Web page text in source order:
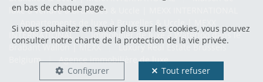
en bas de chaque page.
Si vous souhaitez en savoir plus sur les cookies, vous pouvez
consulter notre charte de la protection de la vie privée.
Configurer Tout refuser
luxe à vendre à Bruxelles & Uccle | MEXX INTERNATIONAL
Appartements de luxe à Bruxelles & Uccle | MEXX
INTERNATIONAL | Immobilier de luxe à Waterloo dans le
Brabant Wallon | MEXX |
Luxury Real Estate Brussels
Belgium | Agence immobilière de luxe